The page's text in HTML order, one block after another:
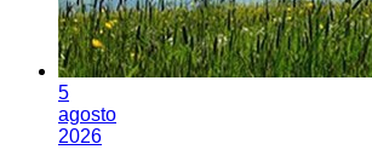
5
agosto
2026